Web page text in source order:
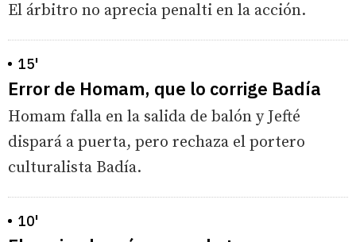
El árbitro no aprecia penalti en la acción.
15'
Error de Homam, que lo corrige Badía
Homam falla en la salida de balón y Jefté
dispará a puerta, pero rechaza el portero
culturalista Badía.
10'